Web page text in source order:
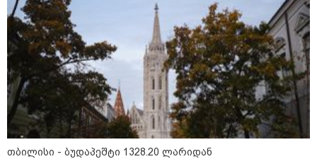
11:40 / 07-08-2026
"დაკავებულია 3 პირი, რომლებიც
სისტემატურად ამზადებდნენ ცნობილი
ბრენდების ფალსიფიცირებულ ვისკისა და
სხვა ალკოჰოლურ სასმელებს" -
საგამოძიებო სამსახური
თბილისი - ბუდაპეშტი 1328.20 ლარიდან